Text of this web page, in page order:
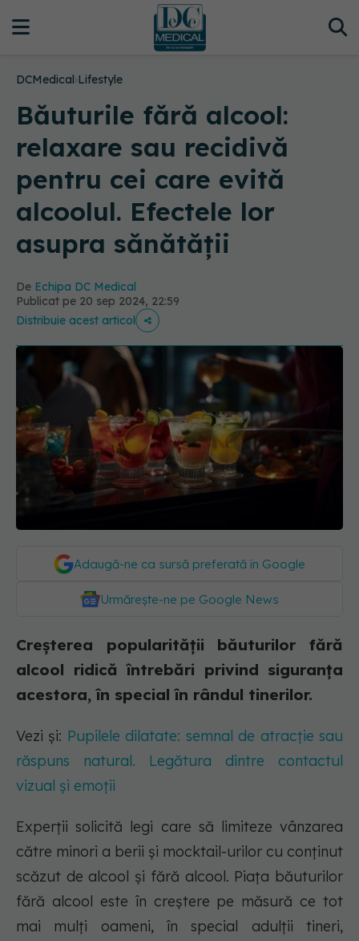
DCMedical›Lifestyle
Băuturile fără alcool:
relaxare sau recidivă
pentru cei care evită
alcoolul. Efectele lor
asupra sănătății
De Echipa DC Medical
Publicat pe 20 sep 2024, 22:59
Distribuie acest articol
Adaugă-ne ca sursă preferată în Google
Urmărește-ne pe Google News
Creșterea popularității băuturilor fără
alcool ridică întrebări privind siguranța
acestora, în special în rândul tinerilor.
Vezi și: Pupilele dilatate: semnal de atracție sau
răspuns natural. Legătura dintre contactul
vizual și emoții
Experții solicită legi care să limiteze vânzarea
către minori a berii și mocktail-urilor cu conținut
scăzut de alcool și fără alcool. Piața băuturilor
fără alcool este în creștere pe măsură ce tot
mai mulți oameni, în special adulții tineri,